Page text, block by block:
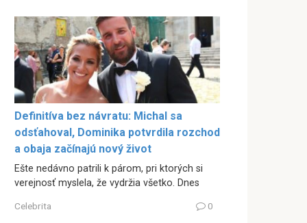
Definitíva bez návratu: Michal sa
odsťahoval, Dominika potvrdila rozchod
a obaja začínajú nový život
Ešte nedávno patrili k párom, pri ktorých si
verejnosť myslela, že vydržia všetko. Dnes
Celebrita 0